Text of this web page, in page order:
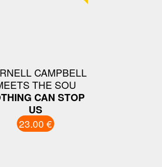
CAMPBELL
THE SOU
CAN STOP
US
23.00 €